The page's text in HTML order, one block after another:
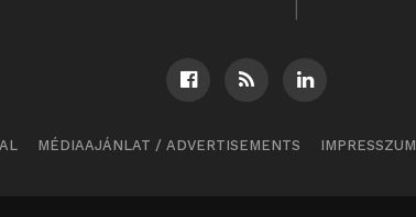
MÉDIAAJÁNLAT / ADVERTISEMENTS IMPRESSZUM